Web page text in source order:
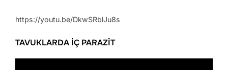
https://youtu.be/DkwSRblJu8s
TAVUKLARDA İÇ PARAZİT